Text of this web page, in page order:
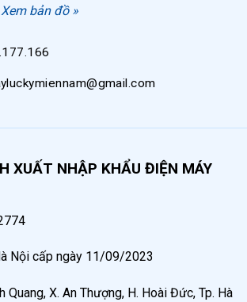
Xem bản đồ »
XUẤT NHẬP KHẨU ĐIỆN MÁY
Nội cấp ngày 11/09/2023
Quang, X. An Thượng, H. Hoài Đức, Tp. Hà